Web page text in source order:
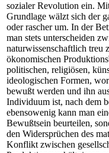
sozialer Revolution ein.
Grundlage wälzt sich der
oder rascher um. In der
man stets unterscheiden
naturwissenschaftlich treu
ökonomischen
politischen, religiösen,
ideologischen Formen,
bewußt werden und ihn
Individuum ist, nach dem
ebensowenig kann man
Bewußtsein beurteilen,
den Widersprüchen des
Konflikt zwischen